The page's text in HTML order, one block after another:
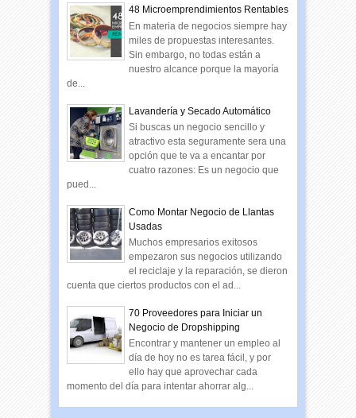
48 Microemprendimientos Rentables
En materia de negocios siempre hay
miles de propuestas interesantes.
Sin embargo, no todas están a
nuestro alcance porque la mayoría
de...
Lavandería y Secado Automático
Si buscas un negocio sencillo y
atractivo esta seguramente sera una
opción que te va a encantar por
cuatro razones: Es un negocio que
pued...
Como Montar Negocio de Llantas
Usadas
Muchos empresarios exitosos
empezaron sus negocios utilizando
el reciclaje y la reparación, se dieron
cuenta que ciertos productos con el ad...
70 Proveedores para Iniciar un
Negocio de Dropshipping
Encontrar y mantener un empleo al
día de hoy no es tarea fácil, y por
ello hay que aprovechar cada
momento del día para intentar ahorrar alg...